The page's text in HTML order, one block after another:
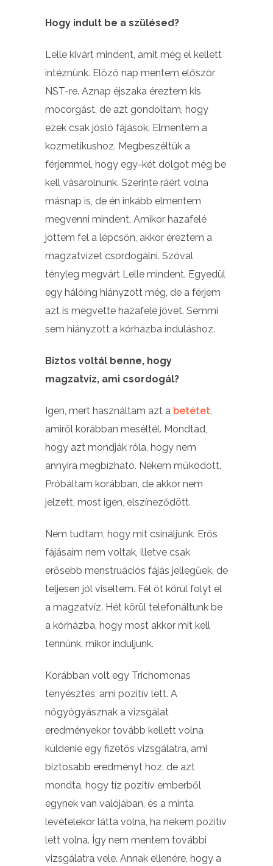
Hogy indult be a szülésed?
Lelle kivárt mindent, amit még el kellett
intéznünk. Előző nap mentem először
NST-re. Aznap éjszaka éreztem kis
mocorgást, de azt gondoltam, hogy
ezek csak jósló fájások. Elmentem a
kozmetikushoz. Megbeszéltük a
férjemmel, hogy egy-két dolgot még be
kell vásárolnunk. Szerinte ráért volna
másnap is, de én inkább elmentem
megvenni mindent. Amikor hazafelé
jöttem fel a lépcsőn, akkor éreztem a
magzatvizet csordogálni. Szóval
tényleg megvárt Lelle mindent. Egyedül
egy hálóing hiányzott még, de a férjem
azt is megvette hazafelé jövet. Semmi
sem hiányzott a kórházba induláshoz.
Biztos voltál benne, hogy
magzatvíz, ami csordogál?
Igen, mert használtam azt a betétet,
amiről korábban meséltél. Mondtad,
hogy azt mondják róla, hogy nem
annyira megbízható. Nekem működött.
Próbáltam korábban, de akkor nem
jelzett, most igen, elszíneződött.
Nem tudtam, hogy mit csináljunk. Erős
fájásaim nem voltak, illetve csak
erősebb menstruációs fájás jellegűek, de
teljesen jól viseltem. Fél öt körül folyt el
a magzatvíz. Hét körül telefonáltunk be
a kórházba, hogy most akkor mit kell
tennünk, mikor induljunk.
Korábban volt egy Trichomonas
tenyésztés, ami pozitív lett. A
nőgyógyásznak a vizsgálat
eredményekor tovább kellett volna
küldenie egy fizetős vizsgálatra, ami
biztosabb eredményt hoz, de azt
mondta, hogy tíz pozitív emberből
egynek van valójában, és a minta
levételekor látta volna, ha nekem pozitív
lett volna. Így nem mentem további
vizsgálatra vele. Annak ellenére, hogy a